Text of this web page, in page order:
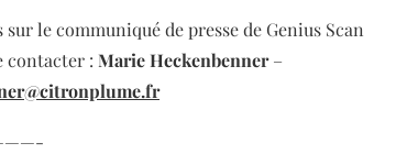
le communiqué de presse de Genius Scan
contacter : Marie Heckenbenner–